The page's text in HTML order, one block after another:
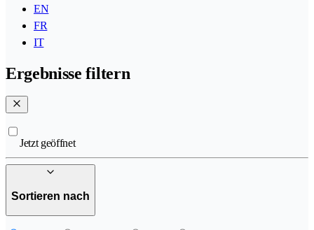
EN
FR
IT
Ergebnisse filtern
Jetzt geöffnet
Sortieren nach